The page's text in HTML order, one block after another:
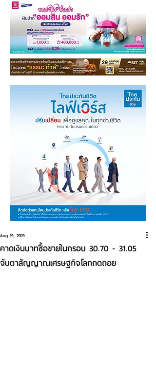
คาดเงินบาทซื้อขายในกรอบ 30.70 - 31.05
จับตาสัญญาณเศรษฐกิจโลกถดถอย
Aug 19, 2019